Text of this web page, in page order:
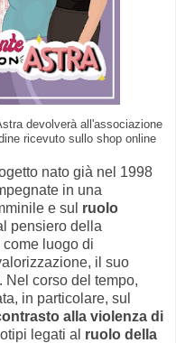
devolverà all'associazione
ricevuto sullo shop online
nato già nel 1998
in una
e sul ruolo
pensiero della
luogo di
il suo
Nel corso del tempo,
in particolare, sul
alla violenza di
legati al ruolo della